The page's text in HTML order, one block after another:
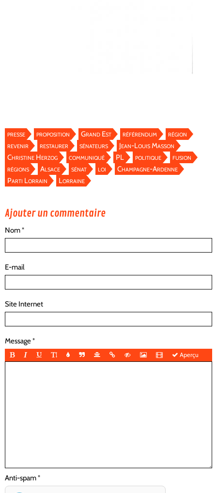
presse proposition Grand Est référendum
région
revenir
restaurer sénateurs
Jean-Louis Masson
Christine Herzog
communiqué PL politique
fusion
régions
Alsace sénat loi
Champagne-Ardenne
Parti Lorrain
Lorraine
Ajouter un commentaire
Nom
E-mail
Site Internet
Message
Aperçu
Anti-spam